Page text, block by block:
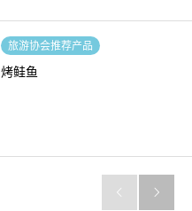
旅游协会推荐产品
烤鲑鱼
 